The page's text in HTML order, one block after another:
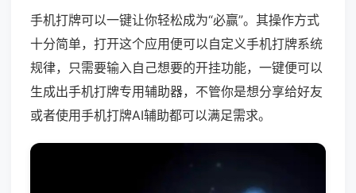
手机打牌可以一键让你轻松成为“必赢”。其操作方式
十分简单，打开这个应用便可以自定义手机打牌系统
规律，只需要输入自己想要的开挂功能，一键便可以
生成出手机打牌专用辅助器，不管你是想分享给好友
或者使用手机打牌AI辅助都可以满足需求。